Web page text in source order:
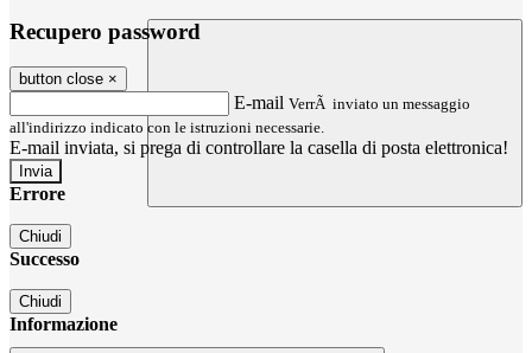
Recupero password
button close ×
E-mail VerrÃ inviato un messaggio
all'indirizzo indicato con le istruzioni necessarie.
E-mail inviata, si prega di controllare la casella di posta elettronica!
Errore
Chiudi
Successo
Chiudi
Informazione